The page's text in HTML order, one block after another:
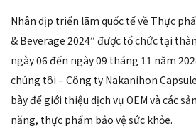
Nhân dịp triển lãm quốc tế về Thực
& Beverage 2024” được tổ chức tại
ngày 06 đến ngày 09 tháng 11 năm
chúng tôi – Công ty Nakanihon
bày để giới thiệu dịch vụ OEM và các
năng, thực phẩm bảo vệ sức khỏe.